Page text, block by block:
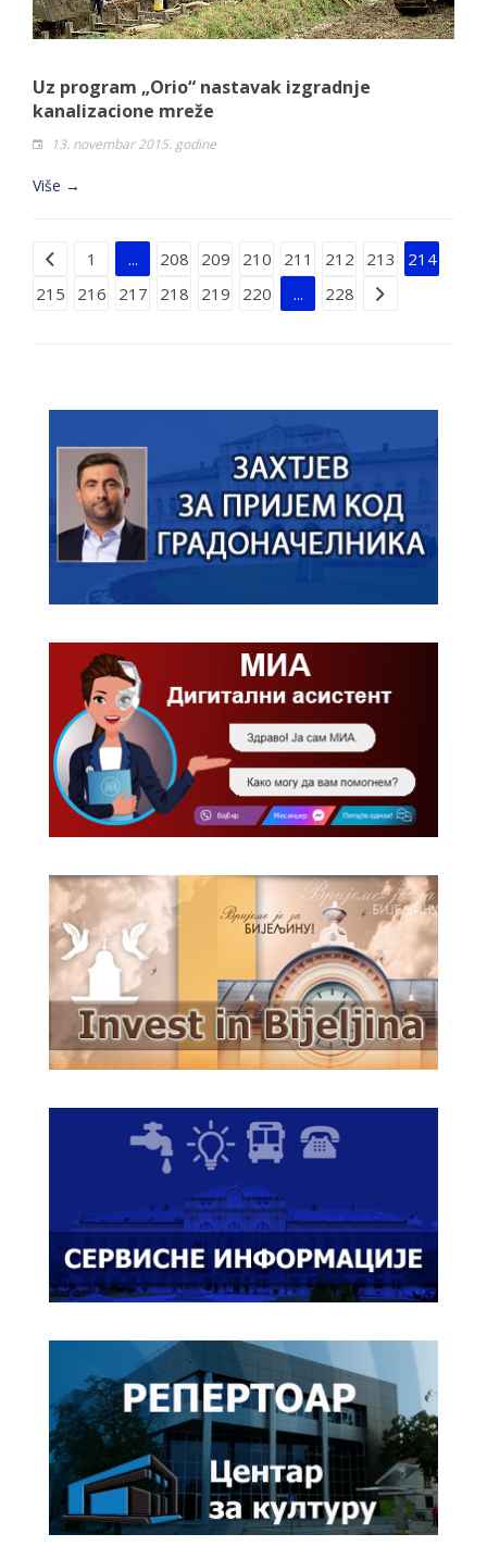
Uz program „Orio“ nastavak izgradnje
kanalizacione mreže
13. novembar 2015. godine
Više →
Strana 214 od 228
1 ... 208 209 210 211 212 213
214
215
216 217 218 219 220 ... 228